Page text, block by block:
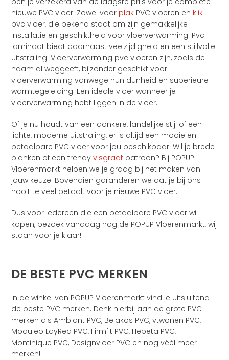
nieuwe PVC vloer. Zowel voor plak PVC vloeren en klik
pvc vloer, die bekend staat om zijn gemakkelijke
installatie en geschiktheid voor vloerverwarming. Pvc
laminaat biedt daarnaast veelzijdigheid en een stijlvolle
uitstraling. Vloerverwarming pvc vloeren zijn, zoals de
naam al weggeeft, bijzonder geschikt voor
vloerverwarming vanwege hun dunheid en superieure
warmtegeleiding. Een ideale vloer wanneer je
vloerverwarming hebt liggen in de vloer.
Of je nu houdt van een donkere, landelijke stijl of een
lichte, moderne uitstraling, er is altijd een mooie en
betaalbare PVC vloer voor jou beschikbaar. Wil je brede
planken of een trendyvisgraat patroon? Bij POPUP
Vloerenmarkt helpen we je graag bij het maken van
jouw keuze. Bovendien garanderen we dat je bij ons
nooit te veel betaalt voor je nieuwe PVC vloer.
Dus voor iedereen die een betaalbare PVC vloer wil
kopen, bezoek vandaag nog de POPUP Vloerenmarkt, wij
staan voor je klaar!
DE BESTE PVC MERKEN
In de winkel van POPUP Vloerenmarkt vind je uitsluitend
de beste PVC merken. Denk hierbij aan de grote PVC
merken als Ambiant PVC, Belakos PVC, vtwonen PVC,
Moduleo LayRed PVC, Firmfit PVC, Hebeta PVC,
Montinique PVC, Designvloer PVC en nog véél meer
merken!